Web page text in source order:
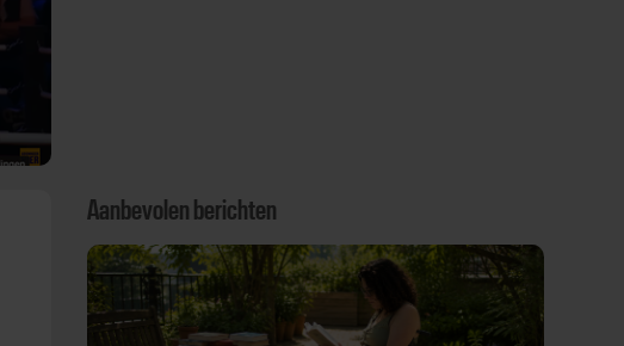
Aanbevolen berichten